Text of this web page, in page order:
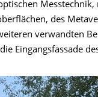
Messtechnik,
des
verwandten
Eingangsfassade